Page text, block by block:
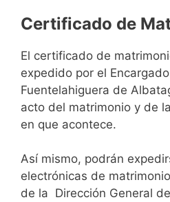
Certificado de
El certificado de
expedido por el
Fuentelahiguera de
acto del matrimonio y de
en que acontece.
Así mismo, podrán
electrónicas de
de la Dirección General